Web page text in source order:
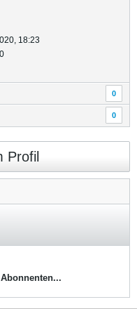
18:23
0
0
Profil